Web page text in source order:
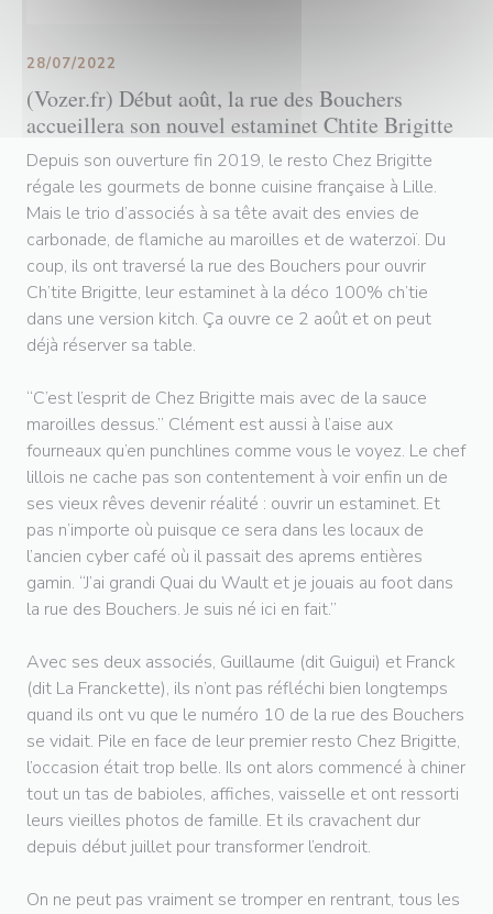
(Vozer.fr) Début août, la rue des Bouchers
accueillera son nouvel estaminet Chtite Brigitte
28/07/2022
Depuis son ouverture fin 2019, le resto Chez Brigitte
régale les gourmets de bonne cuisine française à Lille.
Mais le trio d’associés à sa tête avait des envies de
carbonade, de flamiche au maroilles et de waterzoï. Du
coup, ils ont traversé la rue des Bouchers pour ouvrir
Ch’tite Brigitte, leur estaminet à la déco 100% ch’tie
dans une version kitch. Ça ouvre ce 2 août et on peut
déjà réserver sa table.
“C’est l’esprit de Chez Brigitte mais avec de la sauce
maroilles dessus.” Clément est aussi à l’aise aux
fourneaux qu’en punchlines comme vous le voyez. Le chef
lillois ne cache pas son contentement à voir enfin un de
ses vieux rêves devenir réalité : ouvrir un estaminet. Et
pas n’importe où puisque ce sera dans les locaux de
l’ancien cyber café où il passait des aprems entières
gamin. “J’ai grandi Quai du Wault et je jouais au foot dans
la rue des Bouchers. Je suis né ici en fait.”
Avec ses deux associés, Guillaume (dit Guigui) et Franck
(dit La Franckette), ils n’ont pas réfléchi bien longtemps
quand ils ont vu que le numéro 10 de la rue des Bouchers
se vidait. Pile en face de leur premier resto Chez Brigitte,
l’occasion était trop belle. Ils ont alors commencé à chiner
tout un tas de babioles, affiches, vaisselle et ont ressorti
leurs vieilles photos de famille. Et ils cravachent dur
depuis début juillet pour transformer l’endroit.
On ne peut pas vraiment se tromper en rentrant, tous les